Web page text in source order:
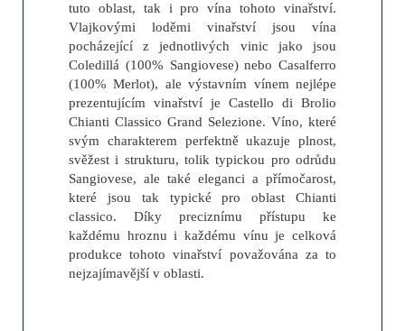
tuto oblast, tak i pro vína tohoto vinařství.
Vlajkovými loděmi vinařství jsou vína
pocházející z jednotlivých vinic jako jsou
Coledillá (100% Sangiovese) nebo Casalferro
(100% Merlot), ale výstavním vínem nejlépe
prezentujícím vinařství je Castello di Brolio
Chianti Classico Grand Selezione. Víno, které
svým charakterem perfektně ukazuje plnost,
svěžest i strukturu, tolik typickou pro odrůdu
Sangiovese, ale také eleganci a přímočarost,
které jsou tak typické pro oblast Chianti
classico. Díky preciznímu přístupu ke
každému hroznu i každému vínu je celková
produkce tohoto vinařství považována za to
nejzajímavější v oblasti.